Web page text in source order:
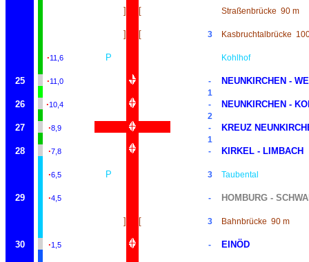
] [ Straßenbrücke 90 m
] [ 3 Kasbruchtalbrücke
·11,6 P Kohlhof
25 ·11,0 - NEUNKIRCHEN -
1
26 ·10,4 - NEUNKIRCHEN -
2
27 ·8,9 - KREUZ
1
28 ·7,8 - KIRKEL - LIMBACH
·6,5 P 3 Taubental
29 ·4,5 - HOMBURG -
] [ 3 Bahnbrücke 90 m
30 ·1,5 - EINÖD